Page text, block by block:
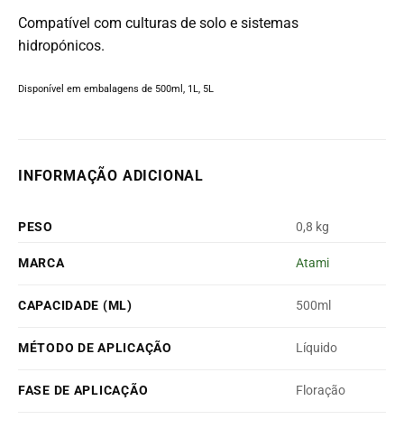
Compatível com culturas de solo e sistemas
hidropónicos.
Disponível em embalagens de 500ml, 1L, 5L
INFORMAÇÃO ADICIONAL
PESO 0,8 kg
MARCA Atami
CAPACIDADE (ML) 500ml
MÉTODO DE APLICAÇÃO Líquido
FASE DE APLICAÇÃO Floração